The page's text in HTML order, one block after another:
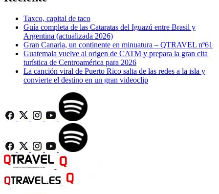
Taxco, capital de taco
Guía completa de las Cataratas del Iguazú entre Brasil y
Argentina (actualizada 2026)
Gran Canaria, un continente en minuatura – QTRAVEL nº61
Guatemala vuelve al origen de CATM y prepara la gran cita
turística de Centroamérica para 2026
La canción viral de Puerto Rico salta de las redes a la isla y
convierte el destino en un gran videoclip